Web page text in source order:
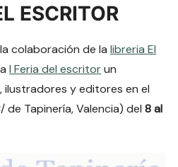
ESCRITOR
colaboración de lalibreria El
I Feria del escritorun
y editores en el
de Tapinería, Valencia) del8 al